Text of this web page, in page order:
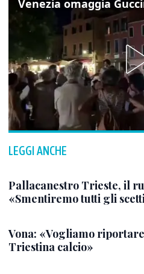
LEGGI ANCHE
Pallacanestro Trieste, il
«Smentiremo tutti gli
Vona: «Vogliamo
Triestina calcio»